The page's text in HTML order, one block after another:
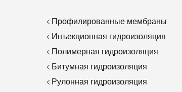
Профилированные мембраны
Инъекционная гидроизоляция
Полимерная гидроизоляция
Битумная гидроизоляция
Рулонная гидроизоляция